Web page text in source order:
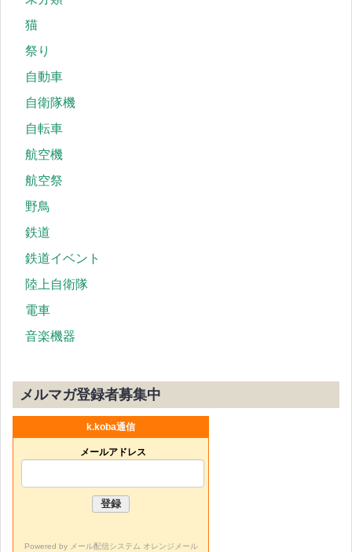
猫
祭り
自動車
自衛隊機
自転車
航空機
航空祭
野鳥
鉄道
鉄道イベント
陸上自衛隊
電車
音楽機器
メルマガ登録者募集中
k.koba通信
メールアドレス
Powered by メール配信システム オレンジメール